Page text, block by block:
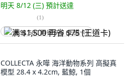
明天 8/12 (三) 預計送達
(1)
满 $1,500 再省 $75 (王道卡)
COLLECTA 永嘩 海洋動物系列 高擬真
模型 28.4 x 4.2cm, 藍鯨, 1個